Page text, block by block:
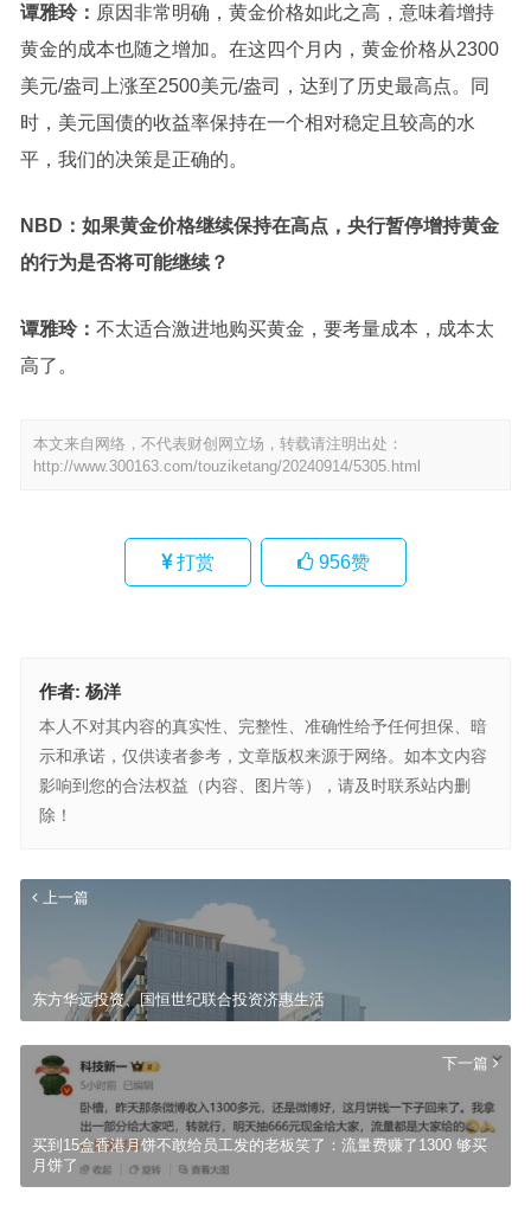
谭雅玲： 原因非常明确，黄金价格如此之高，意味着增持
黄金的成本也随之增加。在这四个月内，黄金价格从2300
美元/盎司上涨至2500美元/盎司，达到了历史最高点。同
时，美元国债的收益率保持在一个相对稳定且较高的水
平，我们的决策是正确的。
NBD： 如果黄金价格继续保持在高点，央行暂停增持黄金
的行为是否将可能继续？
谭雅玲： 不太适合激进地购买黄金，要考量成本，成本太
高了。
本文来自网络，不代表财创网立场，转载请注明出处：
http://www.300163.com/touziketang/20240914/5305.html
打赏 956赞
作者: 杨洋
本人不对其内容的真实性、完整性、准确性给予任何担保、暗
示和承诺，仅供读者参考，文章版权来源于网络。如本文内容
影响到您的合法权益（内容、图片等），请及时联系站内删
除！
上一篇
东方华远投资、国恒世纪联合投资济惠生活
下一篇
买到15盒香港月饼不敢给员工发的老板笑了：流量费赚了1300 够买
月饼了